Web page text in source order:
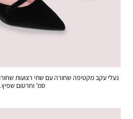
סמ’ וחרטום שפיץ.